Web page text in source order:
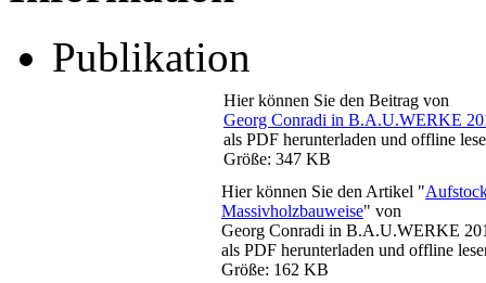
Publikation
Hier können Sie den Beitrag von
Georg Conradi in B.A.U.WERKE
als PDF herunterladen und offline
Größe: 347 KB
Hier können Sie den Artikel "
Massivholzbauweise" von
Georg Conradi in B.A.U.WERKE
als PDF herunterladen und offline
Größe: 162 KB